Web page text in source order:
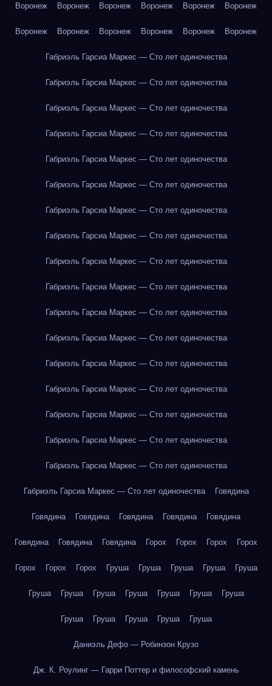
Воронеж Воронеж Воронеж Воронеж Воронеж Воронеж
Воронеж Воронеж Воронеж Воронеж Воронеж Воронеж
Габриэль Гарсиа Маркес — Сто лет одиночества
Габриэль Гарсиа Маркес — Сто лет одиночества
Габриэль Гарсиа Маркес — Сто лет одиночества
Габриэль Гарсиа Маркес — Сто лет одиночества
Габриэль Гарсиа Маркес — Сто лет одиночества
Габриэль Гарсиа Маркес — Сто лет одиночества
Габриэль Гарсиа Маркес — Сто лет одиночества
Габриэль Гарсиа Маркес — Сто лет одиночества
Габриэль Гарсиа Маркес — Сто лет одиночества
Габриэль Гарсиа Маркес — Сто лет одиночества
Габриэль Гарсиа Маркес — Сто лет одиночества
Габриэль Гарсиа Маркес — Сто лет одиночества
Габриэль Гарсиа Маркес — Сто лет одиночества
Габриэль Гарсиа Маркес — Сто лет одиночества
Габриэль Гарсиа Маркес — Сто лет одиночества
Габриэль Гарсиа Маркес — Сто лет одиночества
Габриэль Гарсиа Маркес — Сто лет одиночества
Габриэль Гарсиа Маркес — Сто лет одиночества Говядина
Говядина Говядина Говядина Говядина Говядина
Говядина Говядина Говядина Горох Горох Горох Горох
Горох Горох Горох Груша Груша Груша Груша Груша
Груша Груша Груша Груша Груша Груша Груша
Груша Груша Груша Груша Груша
Даниэль Дефо — Робинзон Крузо
Дж. К. Роулинг — Гарри Поттер и философский камень